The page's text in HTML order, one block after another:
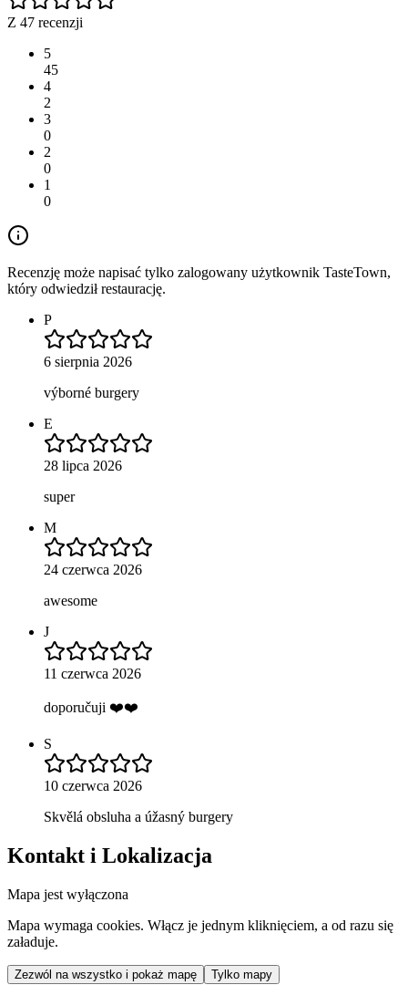
Z 47 recenzji
5
45
4
2
3
0
2
0
1
0
Recenzję może napisać tylko zalogowany użytkownik TasteTown,
który odwiedził restaurację.
P
6 sierpnia 2026
výborné burgery
E
28 lipca 2026
super
M
24 czerwca 2026
awesome
J
11 czerwca 2026
doporučuji ❤️❤️
S
10 czerwca 2026
Skvělá obsluha a úžasný burgery
Kontakt i Lokalizacja
Mapa jest wyłączona
Mapa wymaga cookies. Włącz je jednym kliknięciem, a od razu się
załaduje.
Zezwól na wszystko i pokaż mapę Tylko mapy